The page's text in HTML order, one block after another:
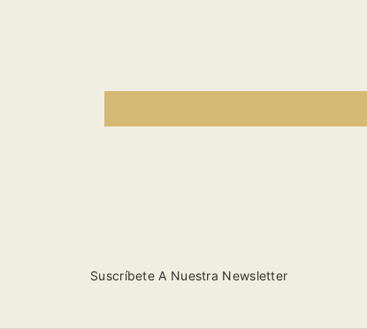
Suscríbete A Nuestra Newsletter